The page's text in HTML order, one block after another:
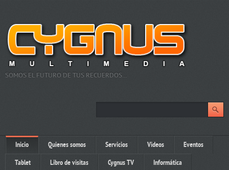
SOMOS EL FUTURO DE TUS RECUERDOS…
Inicio Quienes somos Servicios Videos Eventos
Tablet Libro de visitas Cygnus TV Informática